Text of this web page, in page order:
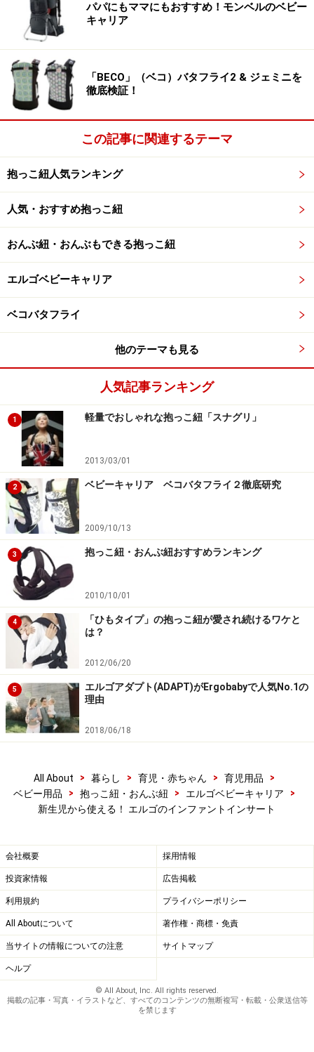
パパにもママにもおすすめ！モンベルのベビー
キャリア
「BECO」（ベコ）バタフライ2 & ジェミニを
徹底検証！
この記事に関連するテーマ
抱っこ紐人気ランキング
人気・おすすめ抱っこ紐
おんぶ紐・おんぶもできる抱っこ紐
エルゴベビーキャリア
ベコバタフライ
他のテーマも見る
人気記事ランキング
1 軽量でおしゃれな抱っこ紐「スナグリ」
2013/03/01
2 ベビーキャリア ベコバタフライ２徹底研究
2009/10/13
3 抱っこ紐・おんぶ紐おすすめランキング
2010/10/01
4
「ひもタイプ」の抱っこ紐が愛され続けるワケと
は？
2012/06/20
5
エルゴアダプト(ADAPT)がErgobabyで人気No.1の
理由
2018/06/18
All About > 暮らし > 育児・赤ちゃん > 育児用品
>
ベビー用品
> 抱っこ紐・おんぶ紐 > エルゴベビーキャリア
>
新生児から使える！ エルゴのインファントインサート
会社概要 採用情報
投資家情報 広告掲載
利用規約 プライバシーポリシー
All Aboutについて 著作権・商標・免責
当サイトの情報についての注意 サイトマップ
ヘルプ
© All About, Inc. All rights reserved.
掲載の記事・写真・イラストなど、すべてのコンテンツの無断複写・転載・公衆送信等
を禁じます